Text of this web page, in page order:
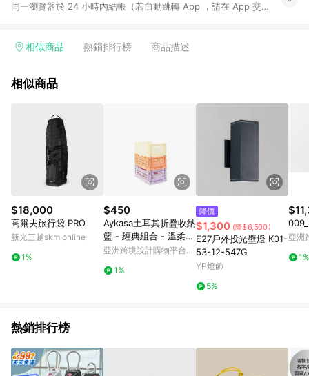
同一瀏覽器於 24 小時內結帳（若自動跳轉 App ，請在 App 交
回饋訂單不得享有 Pinkoi 站方優惠，例如首購優惠，P coins，
行為，不具贈點資格，部分退款不在此限。 6. APP 請更新至
運費，攤位費等不具贈點資格。 9. LINE 購物站上之商品規格、
顏色、價位、贈品如與 Pinkoi 商品資訊頁及購物車不符，以
Pinkoi 購物商品資訊頁及購物車標示為準。 10. 點數紅包使用規
則請以點數紅包活動說明為準。 11. 若於 LINE 購物前往 Pinkoi
頁面後才首次下載 Pinkoi APP 並完成訂單，不符合導購資格；承
上，首次下載 Pinkoi APP 後，需透過 LINE 購物前往 Pinkoi 頁
面，方享導購資格。
相似商品 熱銷排行榜 商品描述
相似商品
$18,000
高爾夫旅行袋 PRO
新光三越skm online
1%
$450
Aykasa土耳其折疊收納
籃 - 經典組合 - 溫柔小
姐姐
亞洲跨境設計購物平台
1%
降價
$1,300 (降$6,500)
E27戶外投光壁燈 K01-
53-12-547G
YP燈飾
5%
亞洲
1%
熱銷排行榜